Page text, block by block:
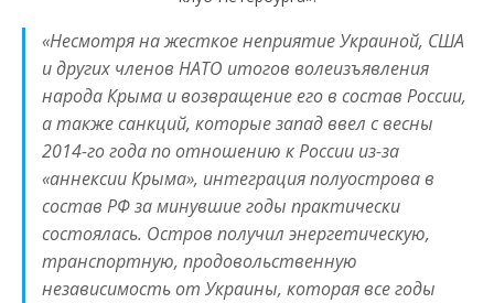
«Несмотря на жесткое неприятие Украиной, США
и других членов НАТО итогов волеизъявления
народа Крыма и возвращение его в состав России,
а также санкций, которые запад ввел с весны
2014-го года по отношению к России из-за
«аннексии Крыма», интеграция полуострова в
состав РФ за минувшие годы практически
состоялась. Остров получил энергетическую,
транспортную, продовольственную
независимость от Украины, которая все годы